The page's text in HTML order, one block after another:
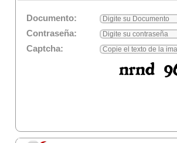
Documento:
Contraseña:
Captcha: